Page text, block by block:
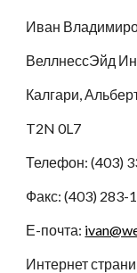
Иван
ВеллнессЭйд
Калгари,
T2N 0L7
Телефон: (403)
Факс: (403) 283-
Е-почта:
Интернет